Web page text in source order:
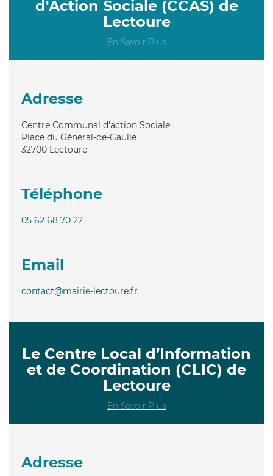
d'Action Sociale (CCAS) de
Lectoure
En Savoir Plus
Adresse
Centre Communal d'action Sociale
Place du Général-de-Gaulle
32700 Lectoure
Téléphone
05 62 68 70 22
Email
contact@mairie-lectoure.fr
Le Centre Local d’Information
et de Coordination (CLIC) de
Lectoure
En Savoir Plus
Adresse